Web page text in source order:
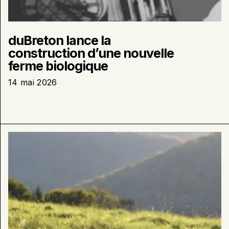
duBreton lance la
construction d’une nouvelle
ferme biologique
14 mai 2026
duBreton
dépose
une
demande
de